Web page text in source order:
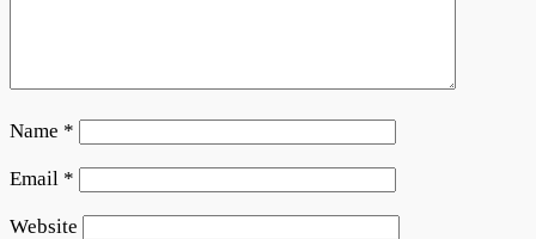
Name *
Email *
Website